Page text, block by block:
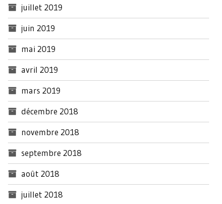
juillet 2019
juin 2019
mai 2019
avril 2019
mars 2019
décembre 2018
novembre 2018
septembre 2018
août 2018
juillet 2018